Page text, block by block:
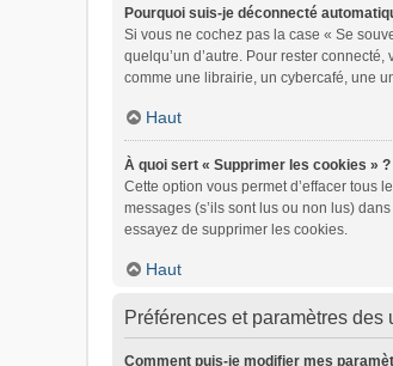
Pourquoi suis-je déconnecté
Si vous ne cochez pas la case « Se
quelqu’un d’autre. Pour rester
comme une librairie, un cybercafé, une
Haut
À quoi sert « Supprimer les cookies » ?
Cette option vous permet d’effacer tous
messages (s’ils sont lus ou non lus)
essayez de supprimer les cookies.
Haut
Préférences et paramètres des
Comment puis-je modifier mes